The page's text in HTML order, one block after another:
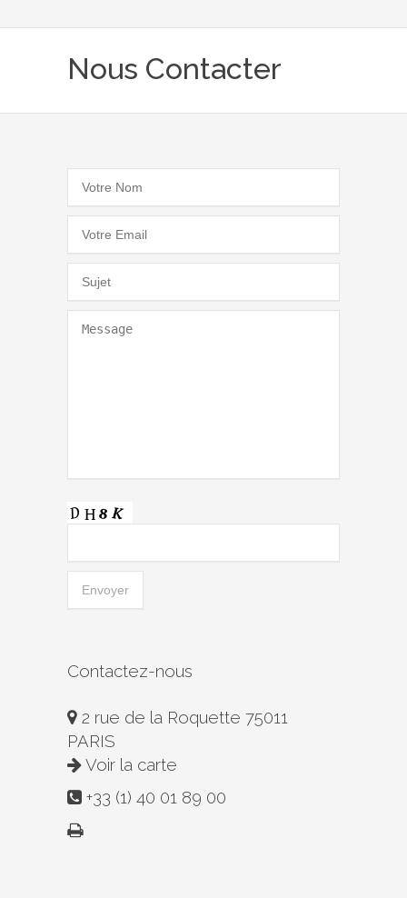
Nous Contacter
Contactez-nous
2 rue de la Roquette 75011
PARIS
Voir la carte
+33 (1) 40 01 89 00